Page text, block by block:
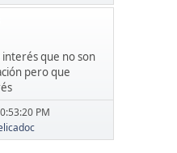
interés que no son
pero que
PM